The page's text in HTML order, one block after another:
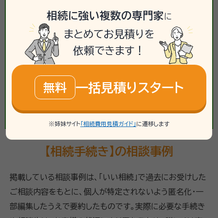
【相続手続き】の相談事例
掲載している相談事例は、「いい相続」で過去にお受けした
ご相談内容をもとに、個人が特定されないよう匿名化・一
部編集したうえで要約したものです。実際に必要な手続き
相続に強い複数の専門家に
まとめてお見積りを
依頼できます！
無料 一括見積りスタート
※姉妹サイト 「相続費用見積ガイド」 に遷移します